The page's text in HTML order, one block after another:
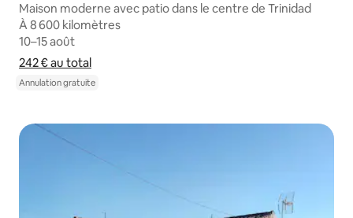
Maison moderne avec patio dans le centre de Trinidad
À 8 600 kilomètres
À 8 600 kilomètres
10–15 août
10–15 août
242 €au total
242 € au total
Annulation gratuite